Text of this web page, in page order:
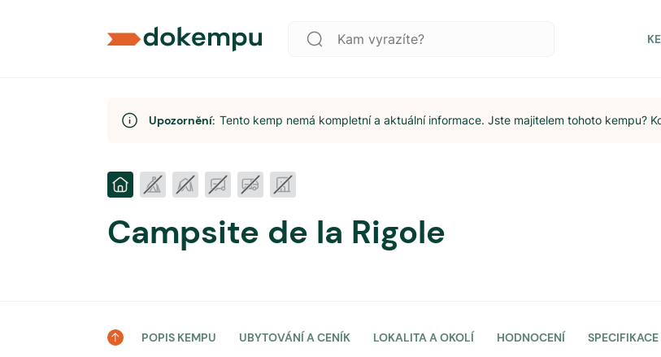
Upozornění: Tento kemp nemá kompletní a aktuální informace. Jste majitelem tohoto kempu?
Campsite de la Rigole
POPIS KEMPU UBYTOVÁNÍ A CENÍK LOKALITA A OKOLÍ HODNOCENÍ SPECIFIKACE